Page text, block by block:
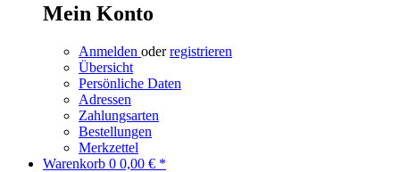
Mein Konto
Anmelden oderregistrieren
Übersicht
Persönliche Daten
Adressen
Zahlungsarten
Bestellungen
Merkzettel
Warenkorb 0 0,00 € *